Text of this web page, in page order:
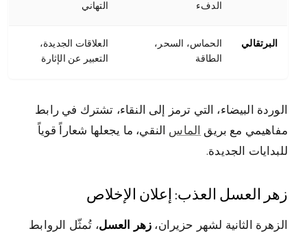
الدفء
التهاني
البرتقالي
الحماس، السحر،
الطاقة
العلاقات الجديدة،
التعبير عن الإثارة
الوردة البيضاء، التي ترمز إلى النقاء، تشترك في رابط
مفاهيمي مع بريقالماسالنقي، ما يجعلها شعاراً قوياً
للبدايات الجديدة.
زهر العسل العذب: إعلان الإخلاص
الزهرة الثانية لشهر حزيران،زهر العسل، تُمثّل الروابط